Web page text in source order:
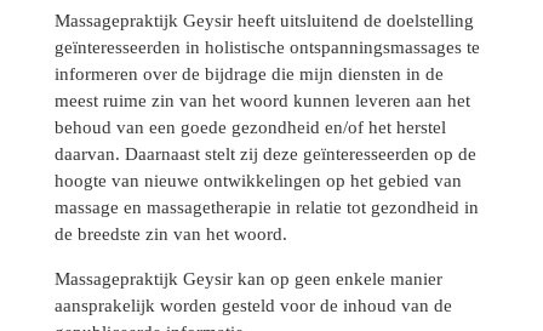
Massagepraktijk Geysir heeft uitsluitend de doelstelling
geïnteresseerden in holistische ontspanningsmassages te
informeren over de bijdrage die mijn diensten in de
meest ruime zin van het woord kunnen leveren aan het
behoud van een goede gezondheid en/of het herstel
daarvan. Daarnaast stelt zij deze geïnteresseerden op de
hoogte van nieuwe ontwikkelingen op het gebied van
massage en massagetherapie in relatie tot gezondheid in
de breedste zin van het woord.
Massagepraktijk Geysir kan op geen enkele manier
aansprakelijk worden gesteld voor de inhoud van de